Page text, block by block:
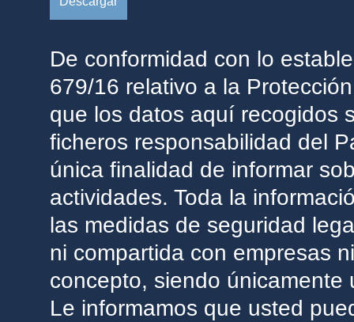
De conformidad con lo
679/16 relativo a la
que los datos aquí recogidos
ficheros responsabilidad del
única finalidad de informar
actividades. Toda la
las medidas de seguridad
ni compartida con empresas
concepto, siendo únicamente
Le informamos que usted